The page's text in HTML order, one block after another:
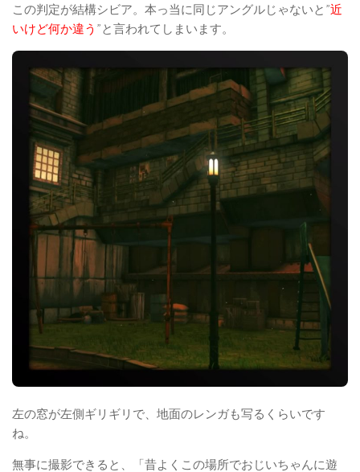
この判定が結構シビア。本っ当に同じアングルじゃないと”近
いけど何か違う ”と言われてしまいます。
左の窓が左側ギリギリで、地面のレンガも写るくらいです
ね。
無事に撮影できると、「昔よくこの場所でおじいちゃんに遊